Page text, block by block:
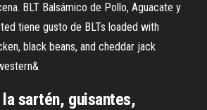
BLT Balsámico de Pollo, Aguacate y
tiene gusto de BLTs loaded with
black beans, and cheddar jack
sartén, guisantes,